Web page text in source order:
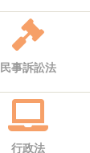
民事訴訟法
行政法